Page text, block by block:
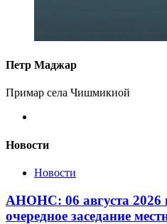
Петр Маджар
Примар села Чишмикиой
Новости
Новости
АНОНС: 06 августа 2026
очередное заседание